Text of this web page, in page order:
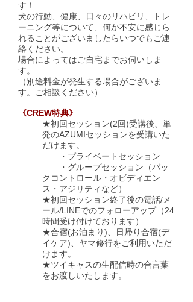
す！
犬の行動、健康、日々のリハビリ、トレ
ーニング等について、何か不安に感じら
れることがございましたらいつでもご連
絡ください。
場合によってはご自宅までお伺いしま
す。
（別途料金が発生する場合がございま
す。ご相談ください）
《CREW特典》
★初回セッション(2回)受講後、単
発のAZUMIセッションを受講いた
だけます。
・プライベートセッション
・グループセッション（パッ
クコントロール・オビディエン
ス・アジリティなど）
★初回セッション終了後の電話/メ
ール/LINEでのフォローアップ（24
時間受け付けております）
★合宿(お泊まり)、日帰り合宿(デ
イケア)、ヤマ修行をご利用いただ
けます。
​★ツイキャスの生配信時の合言葉
をお渡しいたします。